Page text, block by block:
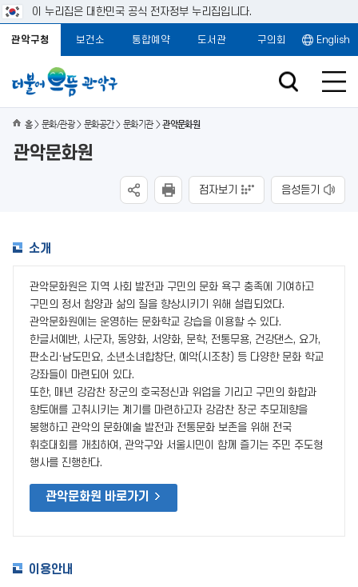
이 누리집은 대한민국 공식 전자정부 누리집입니다.
관악구청 보건소 통합예약 도서관 구의회 English
홈 문화/관광 문화공간 문화기관 관악문화원
관악문화원
점자보기 음성듣기
소개
관악문화원은 지역 사회 발전과 구민의 문화 욕구 충족에 기여하고
구민의 정서 함양과 삶의 질을 향상시키기 위해 설립되었다.
관악문화원에는 운영하는 문화학교 강습을 이용할 수 있다.
한글서예반, 사군자, 동양화, 서양화, 문학, 전통무용, 건강댄스, 요가,
판소리·남도민요, 소년소녀합창단, 예악(시조창) 등 다양한 문화 학교
강좌들이 마련되어 있다.
또한, 매년 강감찬 장군의 호국정신과 위업을 기리고 구민의 화합과
향토애를 고취시키는 계기를 마련하고자 강감찬 장군 추모제향을
봉행하고 관악의 문화예술 발전과 전통문화 보존을 위해 전국
휘호대회를 개최하여, 관악구와 서울시민이 함께 즐기는 주민 주도형
행사를 진행한다.
관악문화원 바로가기
이용안내